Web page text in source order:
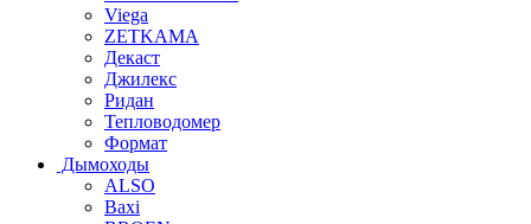
Viega
ZETKAMA
Декаст
Джилекс
Ридан
Тепловодомер
Формат
Дымоходы
ALSO
Baxi